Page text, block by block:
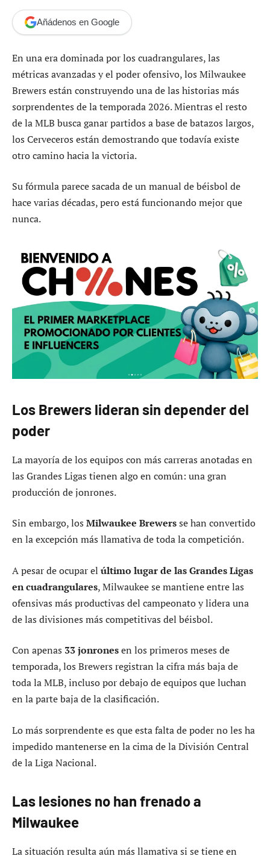
Añádenos en Google
En una era dominada por los cuadrangulares, las
métricas avanzadas y el poder ofensivo, los Milwaukee
Brewers están construyendo una de las historias más
sorprendentes de la temporada 2026. Mientras el resto
de la MLB busca ganar partidos a base de batazos largos,
los Cerveceros están demostrando que todavía existe
otro camino hacia la victoria.
Su fórmula parece sacada de un manual de béisbol de
hace varias décadas, pero está funcionando mejor que
nunca.
Los Brewers lideran sin depender del
poder
La mayoría de los equipos con más carreras anotadas en
las Grandes Ligas tienen algo en común: una gran
producción de jonrones.
Sin embargo, los Milwaukee Brewersse han convertido
en la excepción más llamativa de toda la competición.
A pesar de ocupar el último lugar de las Grandes Ligas
en cuadrangulares, Milwaukee se mantiene entre las
ofensivas más productivas del campeonato y lidera una
de las divisiones más competitivas del béisbol.
Con apenas 33 jonronesen los primeros meses de
temporada, los Brewers registran la cifra más baja de
toda la MLB, incluso por debajo de equipos que luchan
en la parte baja de la clasificación.
Lo más sorprendente es que esta falta de poder no les ha
impedido mantenerse en la cima de la División Central
de la Liga Nacional.
Las lesiones no han frenado a
Milwaukee
La situación resulta aún más llamativa si se tiene en